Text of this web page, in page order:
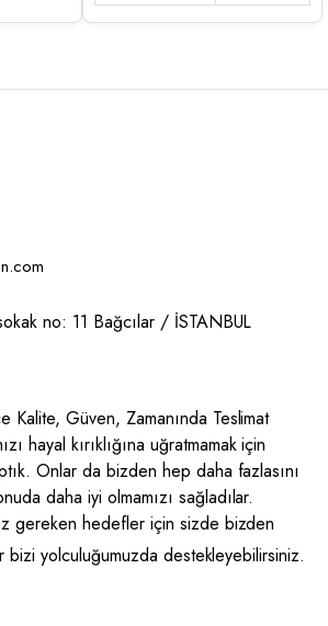
no: 11 Bağcılar / İSTANBUL
Kalite, Güven, Zamanında Teslimat
hayal kırıklığına uğratmamak için
Onlar da bizden hep daha fazlasını
daha iyi olmamızı sağladılar.
gereken hedefler için sizde bizden
bizi yolculuğumuzda destekleyebilirsiniz.